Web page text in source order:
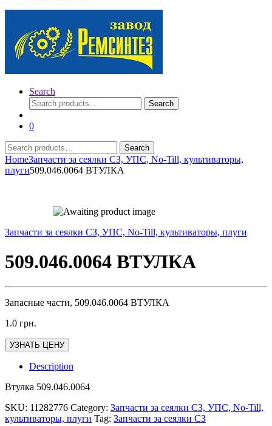
Search
Search
for:
Search
0
Search
for:
Search
HomeЗапчасти за сеялки СЗ, УПС, No-Till, культиваторы,
плуги509.046.0064 ВТУЛКА
Запчасти за сеялки СЗ, УПС, No-Till, культиваторы, плуги
509.046.0064 ВТУЛКА
Запасные части, 509.046.0064 ВТУЛКА
1.0 грн.
УЗНАТЬ ЦЕНУ
Description
Втулка 509.046.0064
SKU: 11282776 Category: Запчасти за сеялки СЗ, УПС, No-Till,
культиваторы, плуги Tag: Запчасти за сеялки СЗ